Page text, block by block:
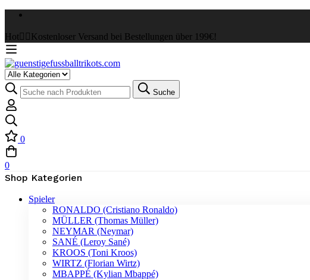
Hot ✌🏼Kostenloser Versand bei Bestellungen über 199€!
Select
a
Category
Suche
nach:
Suche
0
0
Shop Kategorien
Spieler
RONALDO (Cristiano Ronaldo)
MÜLLER (Thomas Müller)
NEYMAR (Neymar)
SANÉ (Leroy Sané)
KROOS (Toni Kroos)
WIRTZ (Florian Wirtz)
MBAPPÉ (Kylian Mbappé)